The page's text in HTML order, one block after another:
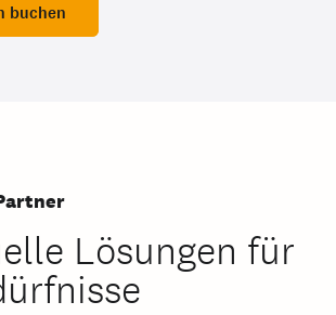
buchen
Lösungen für